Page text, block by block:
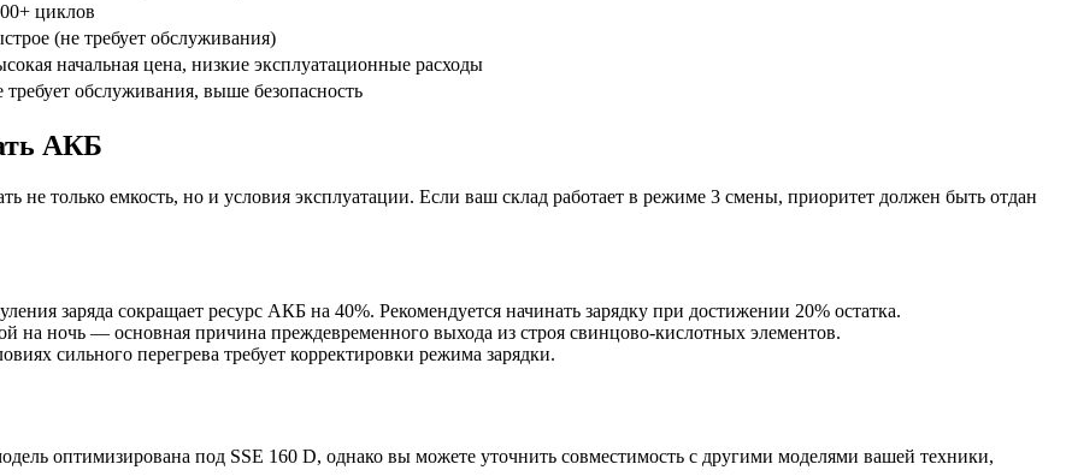
циклов
(не требует обслуживания)
начальная цена, низкие эксплуатационные расходы
требует обслуживания, выше безопасность
АКБ
не только емкость, но и условия эксплуатации. Если ваш склад работает в режиме 3 смены, приоритет должен быть отдан
заряда сокращает ресурс АКБ на 40%. Рекомендуется начинать зарядку при достижении 20% остатка.
на ночь — основная причина преждевременного выхода из строя свинцово-кислотных элементов.
сильного перегрева требует корректировки режима зарядки.
оптимизирована под SSE 160 D, однако вы можете уточнить совместимость с другими моделями вашей техники,